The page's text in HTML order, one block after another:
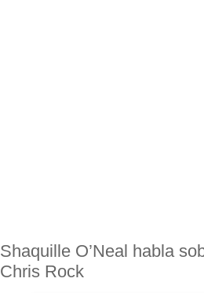
Shaquille O’Neal habla
Chris Rock